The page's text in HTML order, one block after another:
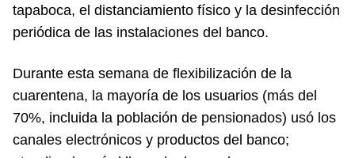
tapaboca, el distanciamiento físico y la desinfección
periódica de las instalaciones del banco.
Durante esta semana de flexibilización de la
cuarentena, la mayoría de los usuarios (más del
70%, incluida la población de pensionados) usó los
canales electrónicos y productos del banco;